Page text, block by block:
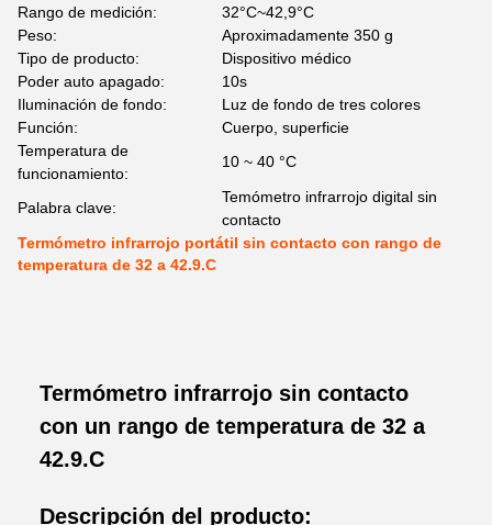
Rango de medición:
32°C~42,9°C
Peso:
Aproximadamente 350 g
Tipo de producto:
Dispositivo médico
Poder auto apagado:
10s
Iluminación de fondo:
Luz de fondo de tres colores
Función:
Cuerpo, superficie
Temperatura de
funcionamiento:
10 ~ 40 °C
Palabra clave:
Temómetro infrarrojo digital sin
contacto
Termómetro infrarrojo portátil sin contacto con rango de
temperatura de 32 a 42.9.C
Termómetro infrarrojo sin contacto
con un rango de temperatura de 32 a
42.9.C
Descripción del producto: